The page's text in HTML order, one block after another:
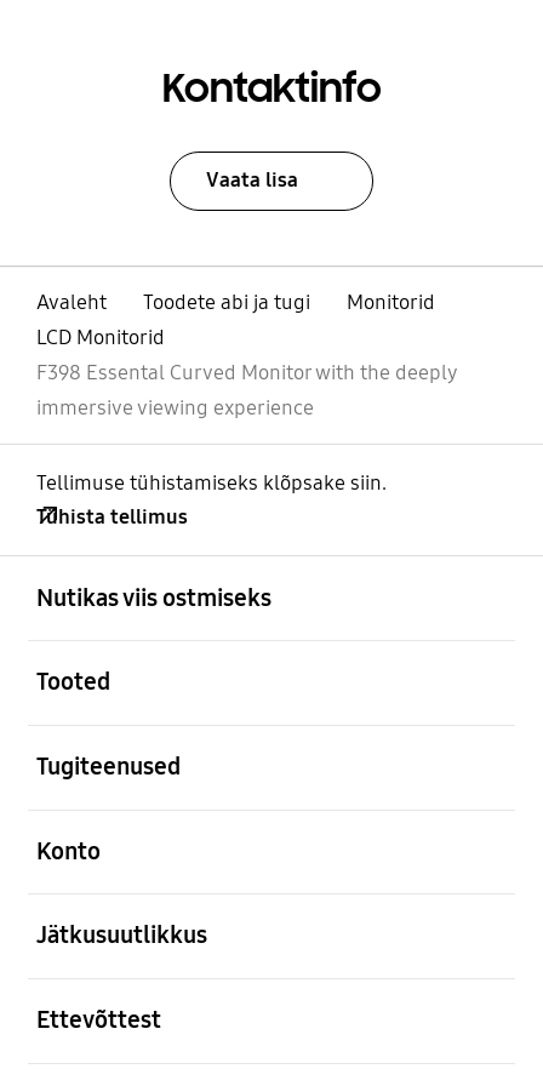
Kontaktinfo
Vaata lisa
Avaleht Toodete abi ja tugi
Monitorid
LCD Monitorid
F398 Essental Curved Monitor with the deeply
immersive viewing experience
Tellimuse tühistamiseks klõpsake siin.
Tühista tellimus
Nutikas viis ostmiseks
Tooted
Tugiteenused
Konto
Jätkusuutlikkus
Ettevõttest